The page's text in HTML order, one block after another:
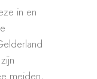
in en
meiden,